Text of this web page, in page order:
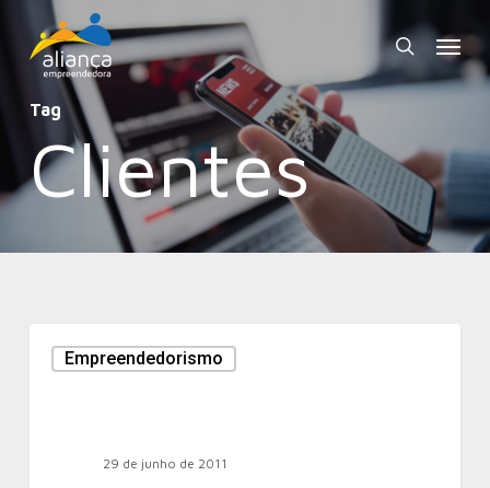
content
search
Menu
Tag
Clientes
Empreendedorismo
29 de junho de 2011